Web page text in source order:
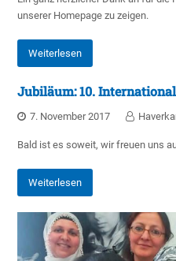
unserer Homepage zu zeigen.
Weiterlesen
Jubiläum: 10.
7. November 2017
Bald ist es soweit, wir freuen uns
Weiterlesen